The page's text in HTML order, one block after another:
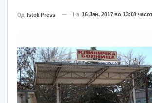
Од Istok Press На 16 Јан, 2017 во 13:08